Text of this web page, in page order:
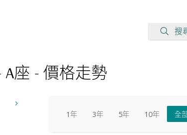
搜
A座 - 價格走勢
1年 3年 5年 10年 全